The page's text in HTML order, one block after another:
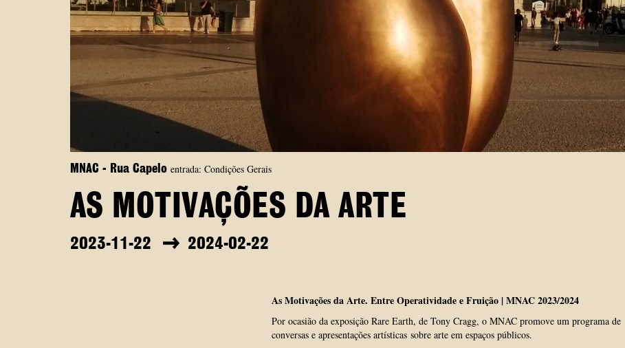
MNAC - Rua Capelo entrada: Condições Gerais
AS MOTIVAÇÕES DA ARTE
2023-11-22 2024-02-22
As Motivações da Arte. Entre Operatividade e Fruição |MNAC 2023/2024
Por ocasião da exposição Rare Earth, de Tony Cragg, o MNAC promove um programa de
conversas e apresentações artísticas sobre arte em espaços públicos.